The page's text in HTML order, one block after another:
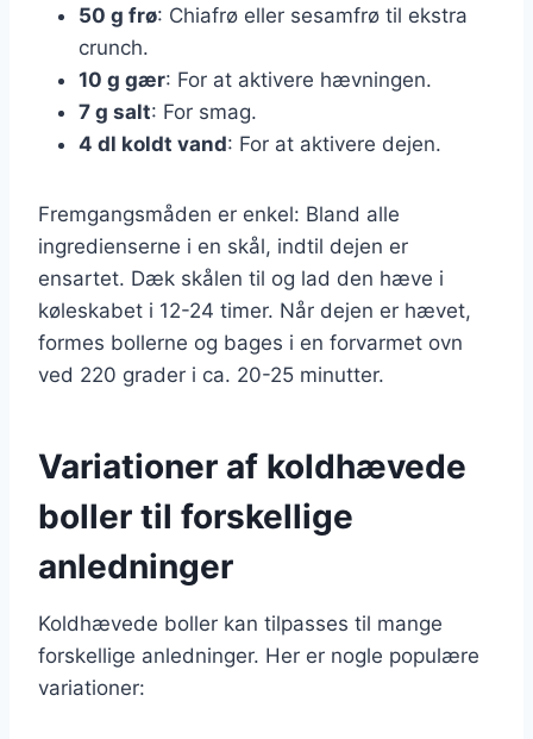
50 g frø: Chiafrø eller sesamfrø til ekstra
crunch.
10 g gær: For at aktivere hævningen.
7 g salt: For smag.
4 dl koldt vand: For at aktivere dejen.
Fremgangsmåden er enkel: Bland alle
ingredienserne i en skål, indtil dejen er
ensartet. Dæk skålen til og lad den hæve i
køleskabet i 12-24 timer. Når dejen er hævet,
formes bollerne og bages i en forvarmet ovn
ved 220 grader i ca. 20-25 minutter.
Variationer af koldhævede
boller til forskellige
anledninger
Koldhævede boller kan tilpasses til mange
forskellige anledninger. Her er nogle populære
variationer: